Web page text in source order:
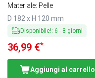
Materiale: Pelle
D 182 x H 120 mm
Disponibile!: 6 - 8 giorni
36,99 €*
Aggiungi al carrello